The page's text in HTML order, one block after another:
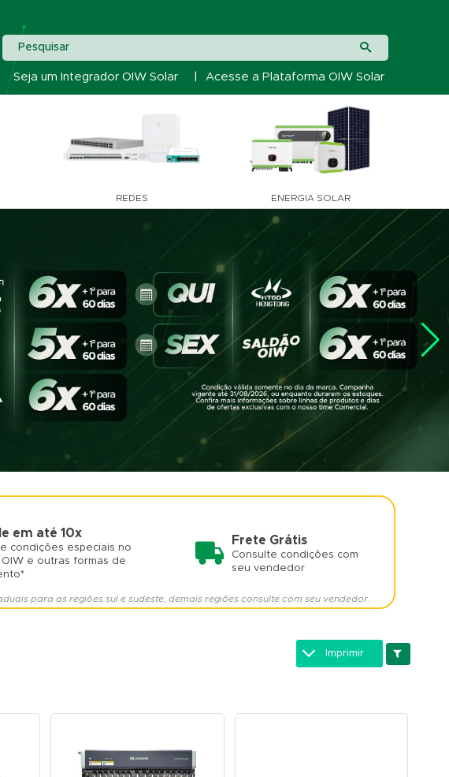
Seja um Integrador OIW Solar Acesse a Plataforma OIW Solar
Pesquisar
REDES ENERGIA SOLAR
em até 10x
condições especiais no
e outras formas de
Frete Grátis
Consulte condições com
seu vendedor
para as regiões sul e sudeste, demais regiões consulte com seu vendedor.
Imprimir